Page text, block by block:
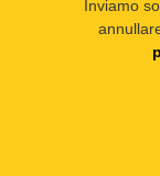
Inviamo